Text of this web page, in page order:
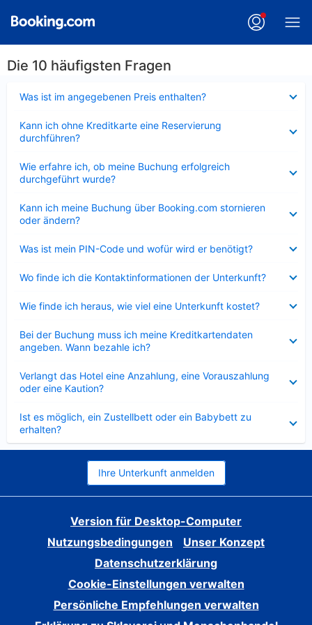
Die 10 häufigsten Fragen
Was ist im angegebenen Preis enthalten?
Kann ich ohne Kreditkarte eine Reservierung
durchführen?
Wie erfahre ich, ob meine Buchung erfolgreich
durchgeführt wurde?
Kann ich meine Buchung über Booking.com stornieren
oder ändern?
Was ist mein PIN-Code und wofür wird er benötigt?
Wo finde ich die Kontaktinformationen der Unterkunft?
Wie finde ich heraus, wie viel eine Unterkunft kostet?
Bei der Buchung muss ich meine Kreditkartendaten
angeben. Wann bezahle ich?
Verlangt das Hotel eine Anzahlung, eine Vorauszahlung
oder eine Kaution?
Ist es möglich, ein Zustellbett oder ein Babybett zu
erhalten?
Ihre Unterkunft anmelden
Version für Desktop-Computer
Nutzungsbedingungen
Unser Konzept
Datenschutzerklärung
Cookie-Einstellungen verwalten
Persönliche Empfehlungen verwalten